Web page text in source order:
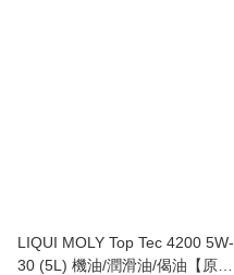
LIQUI MOLY Top Tec 4200 5W-
30 (5L) 機油/潤滑油/偈油【原裝